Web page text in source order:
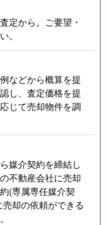
定から。ご要望・
。
などから概算を提
し、査定価格を提
じて売却物件を調
媒介契約を締結し
不動産会社に売却
(専属専任媒介契
却の依頼ができる